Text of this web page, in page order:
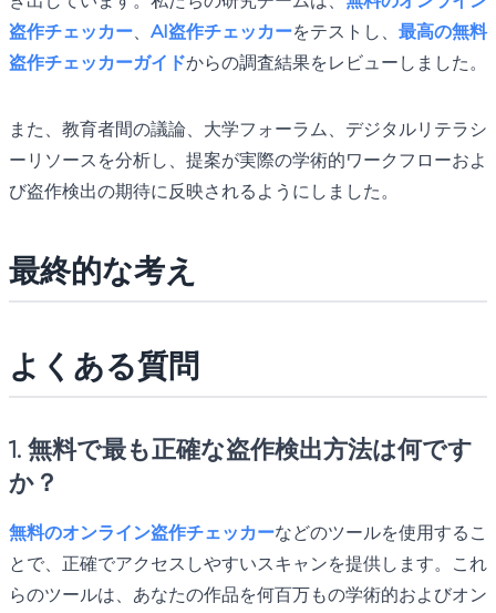
盗作チェッカー
AI盗作チェッカーをテストし、 最高の無料
盗作チェッカーガイドからの調査結果をレビューしました。
また、教育者間の議論、大学フォーラム、デジタルリテラシ
ーリソースを分析し、提案が実際の学術的ワークフローおよ
び盗作検出の期待に反映されるようにしました。
最終的な考え
よくある質問
1. 無料で最も正確な盗作検出方法は何です
か？
無料のオンライン盗作チェッカーなどのツールを使用するこ
とで、正確でアクセスしやすいスキャンを提供します。これ
らのツールは、あなたの作品を何百万もの学術的およびオン